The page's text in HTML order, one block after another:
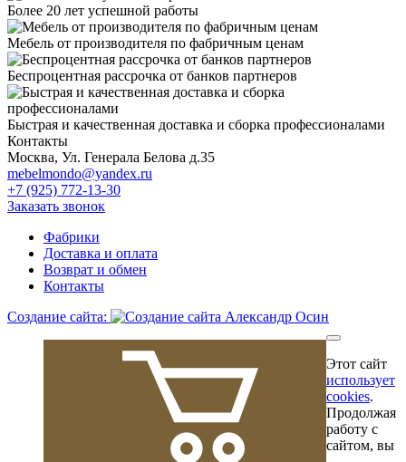
Более 20 лет успешной работы
Мебель от производителя по фабричным ценам
Беспроцентная рассрочка от банков партнеров
Быстрая и качественная доставка и сборка профессионалами
Контакты
Москва, Ул. Генерала Белова д.35
mebelmondo@yandex.ru
+7 (925) 772-13-30
Заказать звонок
Фабрики
Доставка и оплата
Возврат и обмен
Контакты
Создание сайта:
Этот сайт
использует
cookies.
Продолжая
работу с
сайтом, вы